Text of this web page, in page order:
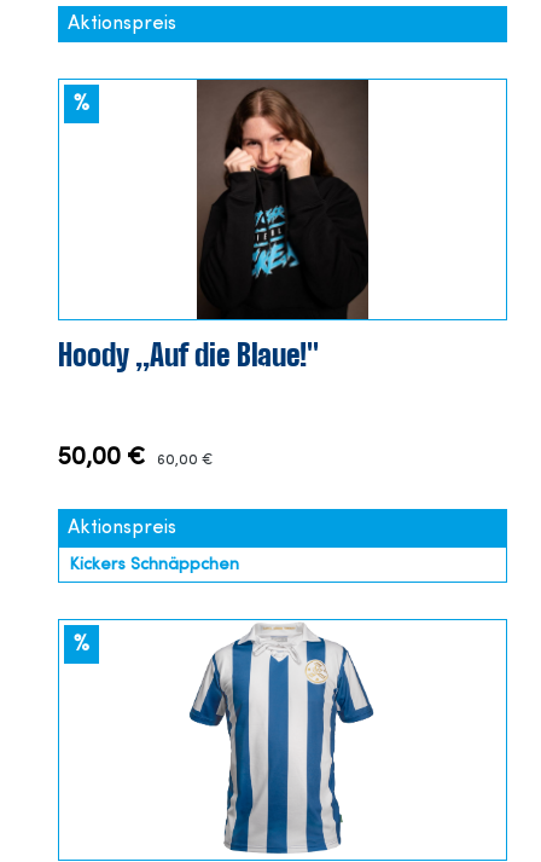
Aktionspreis
%
Hoody „Auf die Blaue!"
50,00 € 60,00 €
Aktionspreis
Kickers Schnäppchen
%